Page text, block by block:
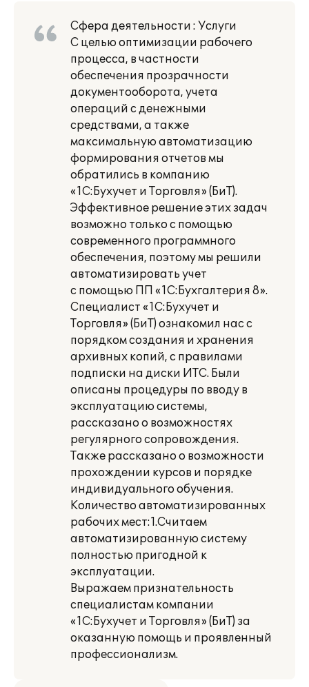
Сфера деятельности : Услуги
С целью оптимизации рабочего
процесса, в частности
обеспечения прозрачности
документооборота, учета
операций с денежными
средствами, а также
максимальную автоматизацию
формирования отчетов мы
обратились в компанию
«1С:Бухучет и Торговля» (БиТ).
Эффективное решение этих задач
возможно только с помощью
современного программного
обеспечения, поэтому мы решили
автоматизировать учет
с помощью ПП «1С:Бухгалтерия 8».
Специалист «1С:Бухучет и
Торговля» (БиТ) ознакомил нас с
порядком создания и хранения
архивных копий, с правилами
подписки на диски ИТС. Были
описаны процедуры по вводу в
эксплуатацию системы,
рассказано о возможностях
регулярного сопровождения.
Также рассказано о возможности
прохождении курсов и порядке
индивидуального обучения.
Количество автоматизированных
рабочих мест:1.Считаем
автоматизированную систему
полностью пригодной к
эксплуатации.
Выражаем признательность
специалистам компании
«1С:Бухучет и Торговля» (БиТ) за
оказанную помощь и проявленный
профессионализм.